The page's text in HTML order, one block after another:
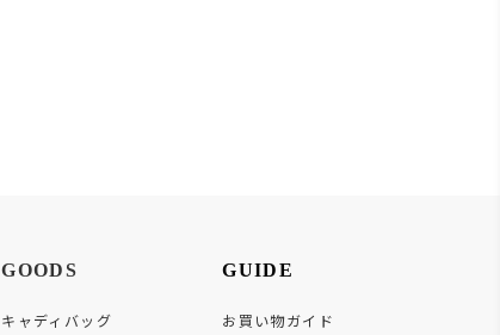
GOODS
キャディバッグ
GUIDE
お買い物ガイド